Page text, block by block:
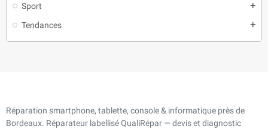
Sport add
Tendances add
Réparation smartphone, tablette, console & informatique près de
Bordeaux. Réparateur labellisé QualiRépar — devis et diagnostic